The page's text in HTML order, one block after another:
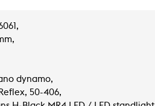
dynamo,
50-406,